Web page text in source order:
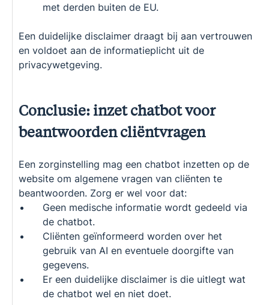
met derden buiten de EU.
Een duidelijke disclaimer draagt bij aan vertrouwen
en voldoet aan de informatieplicht uit de
privacywetgeving.
Conclusie: inzet chatbot voor
beantwoorden cliëntvragen
Een zorginstelling mag een chatbot inzetten op de
website om algemene vragen van cliënten te
beantwoorden. Zorg er wel voor dat:
Geen medische informatie wordt gedeeld via
de chatbot.
Cliënten geïnformeerd worden over het
gebruik van AI en eventuele doorgifte van
gegevens.
Er een duidelijke disclaimer is die uitlegt wat
de chatbot wel en niet doet.